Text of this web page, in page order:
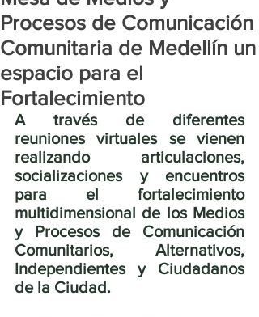
Procesos de Comunicación
Comunitaria de Medellín un
espacio para el
Fortalecimiento
A través de diferentes
reuniones virtuales se vienen
realizando articulaciones,
socializaciones y encuentros
para el fortalecimiento
multidimensional de los Medios
y Procesos de Comunicación
Comunitarios, Alternativos,
Independientes y Ciudadanos
de la Ciudad.